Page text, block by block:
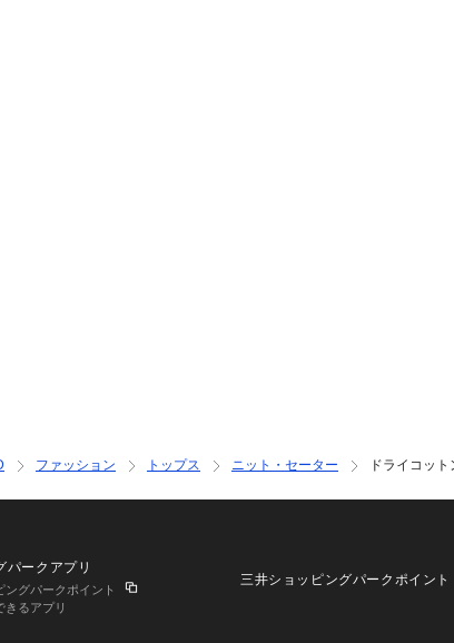
ファッション トップス ニット・セーター ドライコッ
パークアプリ
グパークポイント
きるアプリ
三井ショッピングパークポイント